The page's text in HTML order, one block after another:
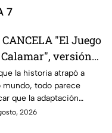
7
CANCELA "El Juego
versión
Unidos? Esto
que se sabe al
la historia atrapó a
mundo, todo parece
que la adaptación
ser cancelada:
2026